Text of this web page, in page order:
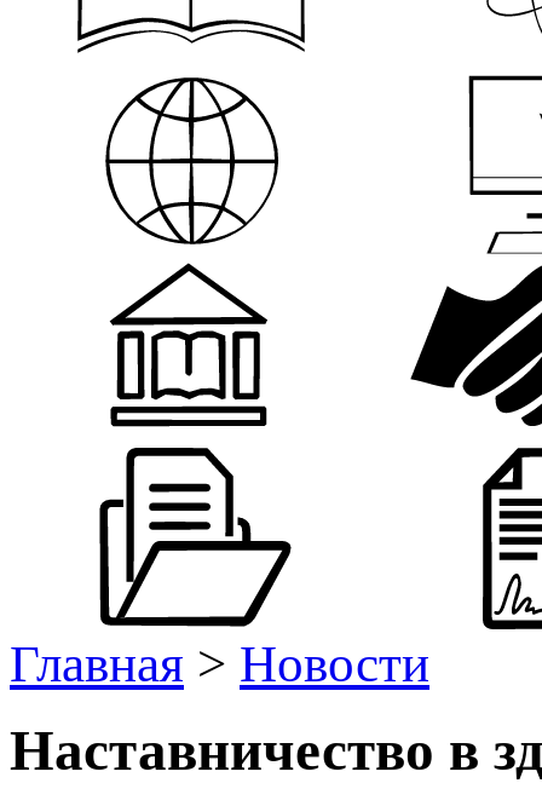
Главная > Новости
Наставничество в